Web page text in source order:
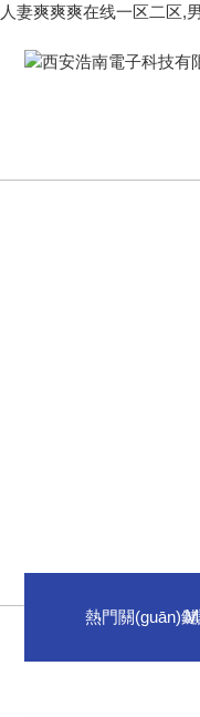
人妻爽爽爽在线一区二区,
熱門關(guān)